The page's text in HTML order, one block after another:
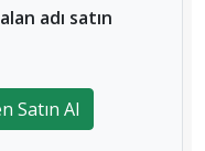
adı satın
Satın Al